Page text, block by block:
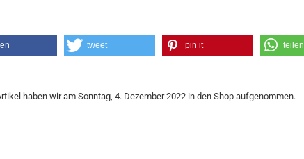
tweet pin it teilen
haben wir am Sonntag, 4. Dezember 2022 in den Shop aufgenommen.